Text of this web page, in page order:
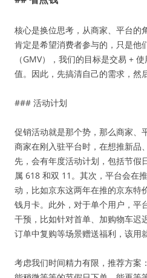
核心是换位思考，从商家、平台的
肯定是希望消费者参与的，只是他
（GMV），我们的目标是交易 +
值。因此，先搞清自己的需求，然
### 活动计划
促销活动就是那个势，那么商家、
商家在刚入驻平台时，在想推新品
先，会有年度活动计划，包括节假
属 618 和双 11。其次，平台会在
动，比如京东这两年在推的京东特
钱月卡。此外，对于单个用户，平
干预，比如针对首单、加购物车迟
订单中复购等场景赠送福利，该用
考虑我们时间精力有限，推荐方案